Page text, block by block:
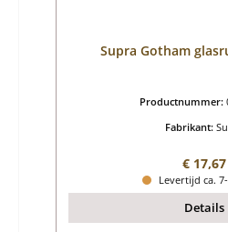
Supra Gotham
Productnummer:
Fabrikant:
€ 17,67
Levertijd ca.
Details